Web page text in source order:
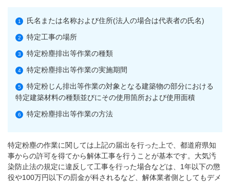
氏名または名称および住所(法人の場合は代表者の氏名)
特定工事の場所
特定粉塵排出等作業の種類
特定粉塵排出等作業の実施期間
特定粉じん排出等作業の対象となる建築物の部分における
特定建築材料の種類並びにその使用箇所および使用面積
特定粉塵排出等作業の方法
特定粉塵の作業に関しては上記の届出を行った上で、都道府県知
事からの許可を得てから解体工事を行うことが基本です。大気汚
染防止法の規定に違反して工事を行った場合などは、1年以下の懲
役や100万円以下の罰金が科されるなど、解体業者側としてもデメ